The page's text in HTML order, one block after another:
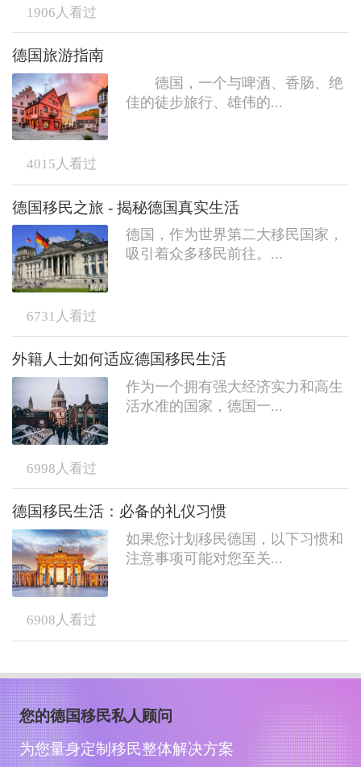
1906 人看过
德国旅游指南
德国，一个与啤酒、香肠、绝
佳的徒步旅行、雄伟的...
4015 人看过
德国移民之旅 - 揭秘德国真实生活
德国，作为世界第二大移民国家，
吸引着众多移民前往。...
6731 人看过
外籍人士如何适应德国移民生活
作为一个拥有强大经济实力和高生
活水准的国家，德国一...
6998 人看过
德国移民生活：必备的礼仪习惯
如果您计划移民德国，以下习惯和
注意事项可能对您至关...
6908 人看过
您的德国移民私人顾问
为您量身定制移民整体解决方案